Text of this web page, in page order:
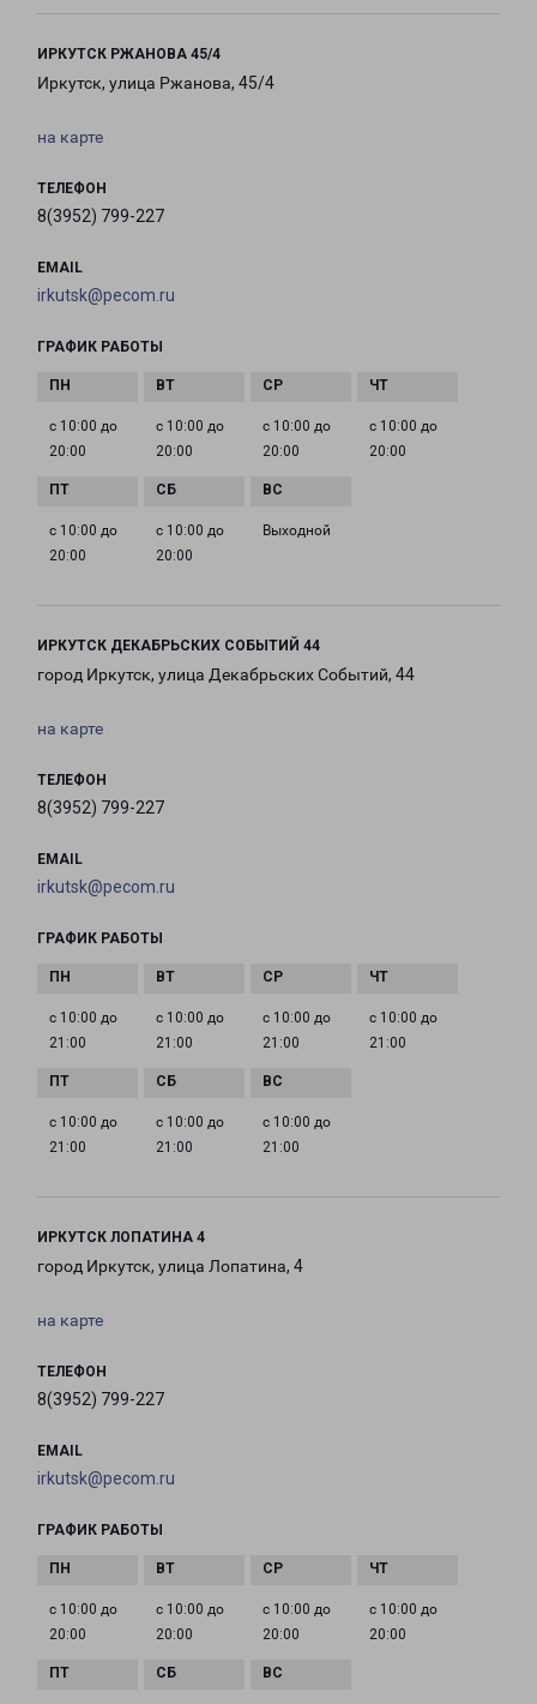
ИРКУТСК РЖАНОВА 45/4
Иркутск, улица Ржанова, 45/4
на карте
ТЕЛЕФОН
8(3952) 799-227
EMAIL
irkutsk@pecom.ru
ГРАФИК РАБОТЫ
с 10:00 до
20:00
с 10:00 до
20:00
с 10:00 до
20:00
с 10:00 до
20:00
с 10:00 до
20:00
с 10:00 до
20:00
Выходной
ИРКУТСК ДЕКАБРЬСКИХ СОБЫТИЙ 44
город Иркутск, улица Декабрьских Событий, 44
на карте
ТЕЛЕФОН
8(3952) 799-227
EMAIL
irkutsk@pecom.ru
ГРАФИК РАБОТЫ
с 10:00 до
21:00
с 10:00 до
21:00
с 10:00 до
21:00
с 10:00 до
21:00
с 10:00 до
21:00
с 10:00 до
21:00
с 10:00 до
21:00
ИРКУТСК ЛОПАТИНА 4
город Иркутск, улица Лопатина, 4
на карте
ТЕЛЕФОН
8(3952) 799-227
EMAIL
irkutsk@pecom.ru
ГРАФИК РАБОТЫ
с 10:00 до
20:00
с 10:00 до
20:00
с 10:00 до
20:00
с 10:00 до
20:00